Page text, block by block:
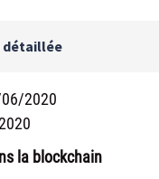
détaillée
2020
la blockchain